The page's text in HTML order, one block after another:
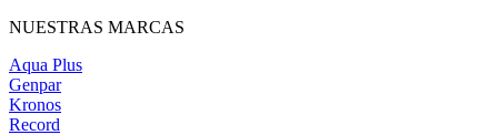
NUESTRAS MARCAS
Aqua Plus
Genpar
Kronos
Record